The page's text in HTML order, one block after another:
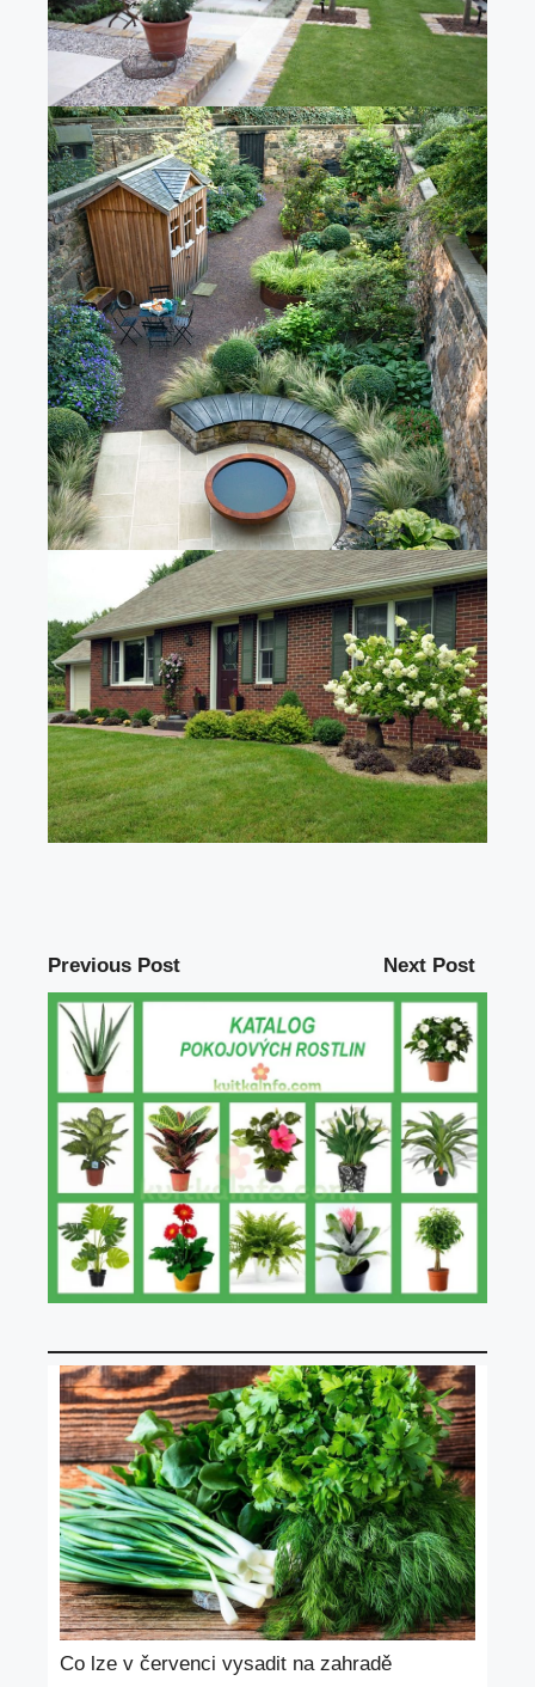
Previous Post Next Post
Co lze v červenci vysadit na zahradě